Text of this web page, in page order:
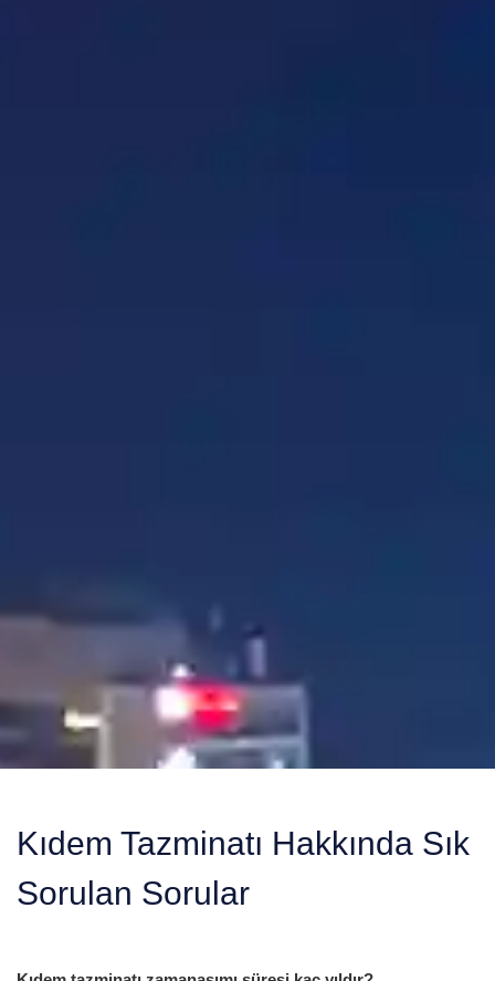
Kıdem Tazminatı Hakkında Sık
Sorulan Sorular